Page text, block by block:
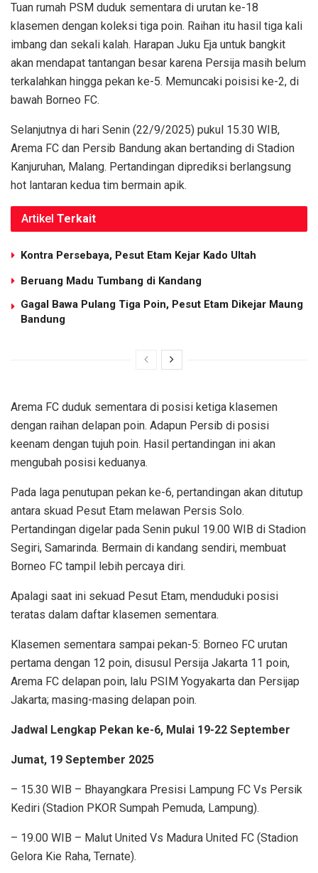
Tuan rumah PSM duduk sementara di urutan ke-18
klasemen dengan koleksi tiga poin. Raihan itu hasil tiga kali
imbang dan sekali kalah. Harapan Juku Eja untuk bangkit
akan mendapat tantangan besar karena Persija masih belum
terkalahkan hingga pekan ke-5. Memuncaki poisisi ke-2, di
bawah Borneo FC.
Selanjutnya di hari Senin (22/9/2025) pukul 15.30 WIB,
Arema FC dan Persib Bandung akan bertanding di Stadion
Kanjuruhan, Malang. Pertandingan diprediksi berlangsung
hot lantaran kedua tim bermain apik.
Artikel Terkait
Kontra Persebaya, Pesut Etam Kejar Kado Ultah
Beruang Madu Tumbang di Kandang
Gagal Bawa Pulang Tiga Poin, Pesut Etam Dikejar Maung
Bandung
Arema FC duduk sementara di posisi ketiga klasemen
dengan raihan delapan poin. Adapun Persib di posisi
keenam dengan tujuh poin. Hasil pertandingan ini akan
mengubah posisi keduanya.
Pada laga penutupan pekan ke-6, pertandingan akan ditutup
antara skuad Pesut Etam melawan Persis Solo.
Pertandingan digelar pada Senin pukul 19.00 WIB di Stadion
Segiri, Samarinda. Bermain di kandang sendiri, membuat
Borneo FC tampil lebih percaya diri.
Apalagi saat ini sekuad Pesut Etam, menduduki posisi
teratas dalam daftar klasemen sementara.
Klasemen sementara sampai pekan-5: Borneo FC urutan
pertama dengan 12 poin, disusul Persija Jakarta 11 poin,
Arema FC delapan poin, lalu PSIM Yogyakarta dan Persijap
Jakarta; masing-masing delapan poin.
Jadwal Lengkap Pekan ke-6, Mulai 19-22 September
Jumat, 19 September 2025
– 15.30 WIB – Bhayangkara Presisi Lampung FC Vs Persik
Kediri (Stadion PKOR Sumpah Pemuda, Lampung).
– 19.00 WIB – Malut United Vs Madura United FC (Stadion
Gelora Kie Raha, Ternate).